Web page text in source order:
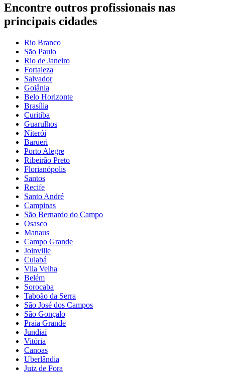
Encontre outros profissionais nas
principais cidades
Rio Branco
São Paulo
Rio de Janeiro
Fortaleza
Salvador
Goiânia
Belo Horizonte
Brasília
Curitiba
Guarulhos
Niterói
Barueri
Porto Alegre
Ribeirão Preto
Florianópolis
Santos
Recife
Santo André
Campinas
São Bernardo do Campo
Osasco
Manaus
Campo Grande
Joinville
Cuiabá
Vila Velha
Belém
Sorocaba
Taboão da Serra
São José dos Campos
São Gonçalo
Praia Grande
Jundiaí
Vitória
Canoas
Uberlândia
Juiz de Fora